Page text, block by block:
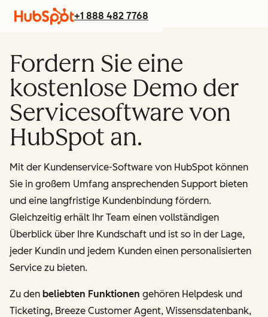
+1 888 482 7768
Fordern Sie eine
kostenlose Demo der
Servicesoftware von
HubSpot an.
Mit der Kundenservice-Software von HubSpot können
Sie in großem Umfang ansprechenden Support bieten
und eine langfristige Kundenbindung fördern.
Gleichzeitig erhält Ihr Team einen vollständigen
Überblick über Ihre Kundschaft und ist so in der Lage,
jeder Kundin und jedem Kunden einen personalisierten
Service zu bieten.
Zu den beliebten Funktionen gehören Helpdesk und
Ticketing, Breeze Customer Agent, Wissensdatenbank,